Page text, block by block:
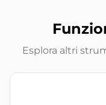
Esplora altri